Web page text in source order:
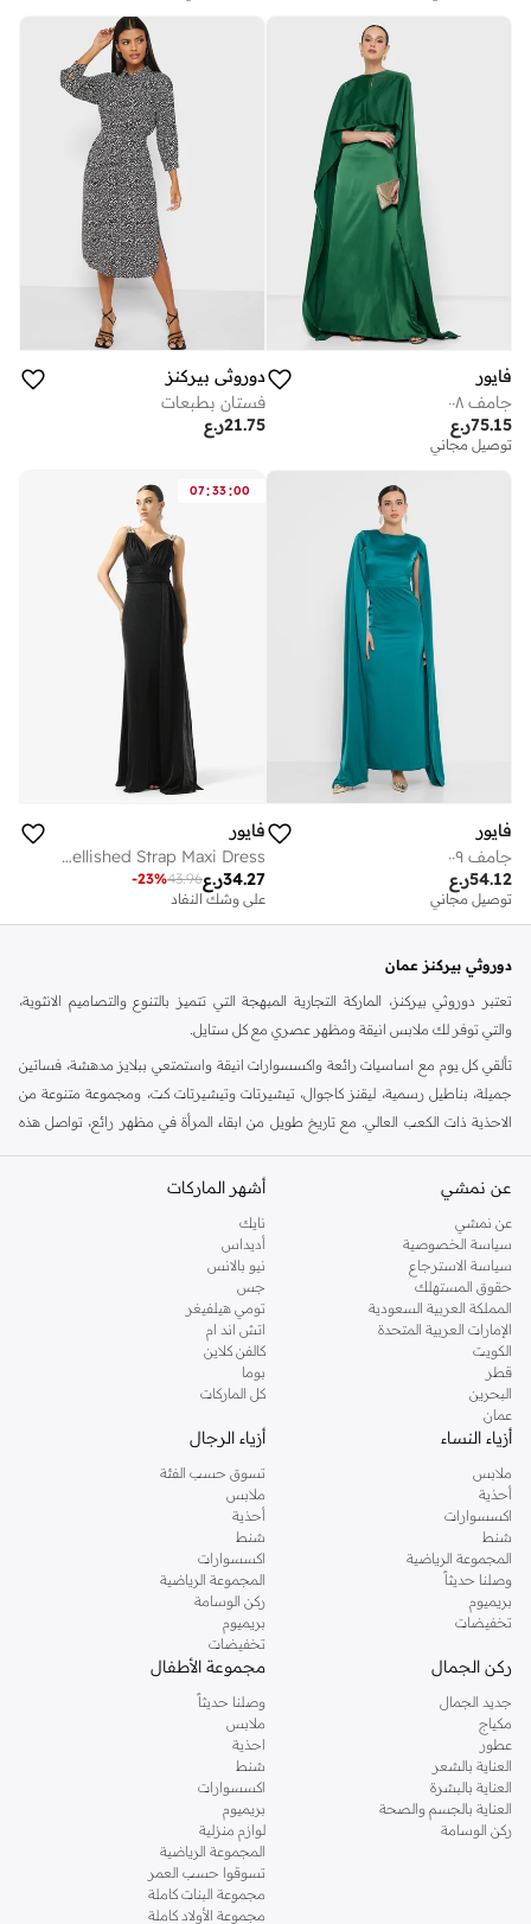
فايور
جامف ٠٠٨
ر.ع75.15
توصيل مجاني
دوروثي بيركنز
فستان بطبعات
ر.ع21.75
فايور
جامف ٠٠٩
ر.ع54.12
توصيل مجاني
07:33:00
فايور
V-Neck Embellished Strap Maxi Dress
ر.ع34.27
43.96
-23%
على وشك النفاد
دوروثي بيركنز عمان
تعتبر دوروثي بيركنز، الماركة التجارية المبهجة التي تتميز بالتنوع والتصاميم الانثوية،
والتي توفر لك ملابس انيقة ومظهر عصري مع كل ستايل.
تألقي كل يوم مع اساسيات رائعة واكسسوارات انيقة واستمتعي ببلايز مدهشة، فساتين
جميلة، بناطيل رسمية، ليقنز كاجوال، تيشيرتات وتيشيرتات كت، ومجموعة متنوعة من
الاحذية ذات الكعب العالي. مع تاريخ طويل من ابقاء المرأة في مظهر رائع، تواصل هذه
كنت تقومين بتجديد خزانة ملابسك الملائمة للعمل، البحث عن فستان مثالي للحفلات او
تفضلين ملابس مريحة في عطلة نهاية الاسبوع، فمن المؤكد انك ستجدين ما تحتاجين
اليه.
تسوقي دوروثي بيركنز اون لاين مسقط
تسوقي دوروثي بيركنز اون لاين من نمشي واستمتعي باكثر من الف ستايل من مجموعة
دوروثي بيركنز الشهيرة. تصفحي المجموعة كاملة في متجر دوروثي بيركنز اون لاين او
استخدمي القائمة لتحديد تجربة تسوق دوروثي بيركنز اون لاين. خدمة التوصيل السريعة
والدعم الاستثنائي يضمن لك تجربة تسوق ممتعة دائما مع نمشي.
عن نمشي
عن نمشي
سياسة الخصوصية
سياسة الاسترجاع
حقوق المستهلك
المملكة العربية السعودية
الإمارات العربية المتحدة
الكويت
قطر
البحرين
عمان
أشهر الماركات
نايك
أديداس
نيو بالانس
جس
تومي هيلفيغر
اتش اند ام
كالفن كلاين
بوما
كل الماركات
أزياء النساء
ملابس
أحذية
اكسسوارات
شنط
المجموعة الرياضية
وصلنا حديثاً
بريميوم
تخفيضات
أزياء الرجال
تسوق حسب الفئة
ملابس
أحذية
شنط
اكسسوارات
المجموعة الرياضية
ركن الوسامة
بريميوم
تخفيضات
ركن الجمال
جديد الجمال
مكياج
عطور
العناية بالشعر
العناية بالبشرة
العناية بالجسم والصحة
ركن الوسامة
مجموعة الأطفال
وصلنا حديثاً
ملابس
احذية
شنط
اكسسوارات
بريميوم
لوازم منزلية
المجموعة الرياضية
تسوقوا حسب العمر
مجموعة البنات كاملة
مجموعة الأولاد كاملة